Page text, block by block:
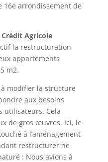
16e arrondissement de
Crédit Agricole
la restructuration
appartements
m2.
modifier la structure
aux besoins
utilisateurs. Cela
de gros œuvres. Ici, le
à l’aménagement
restructurer ne
: Nous avions à